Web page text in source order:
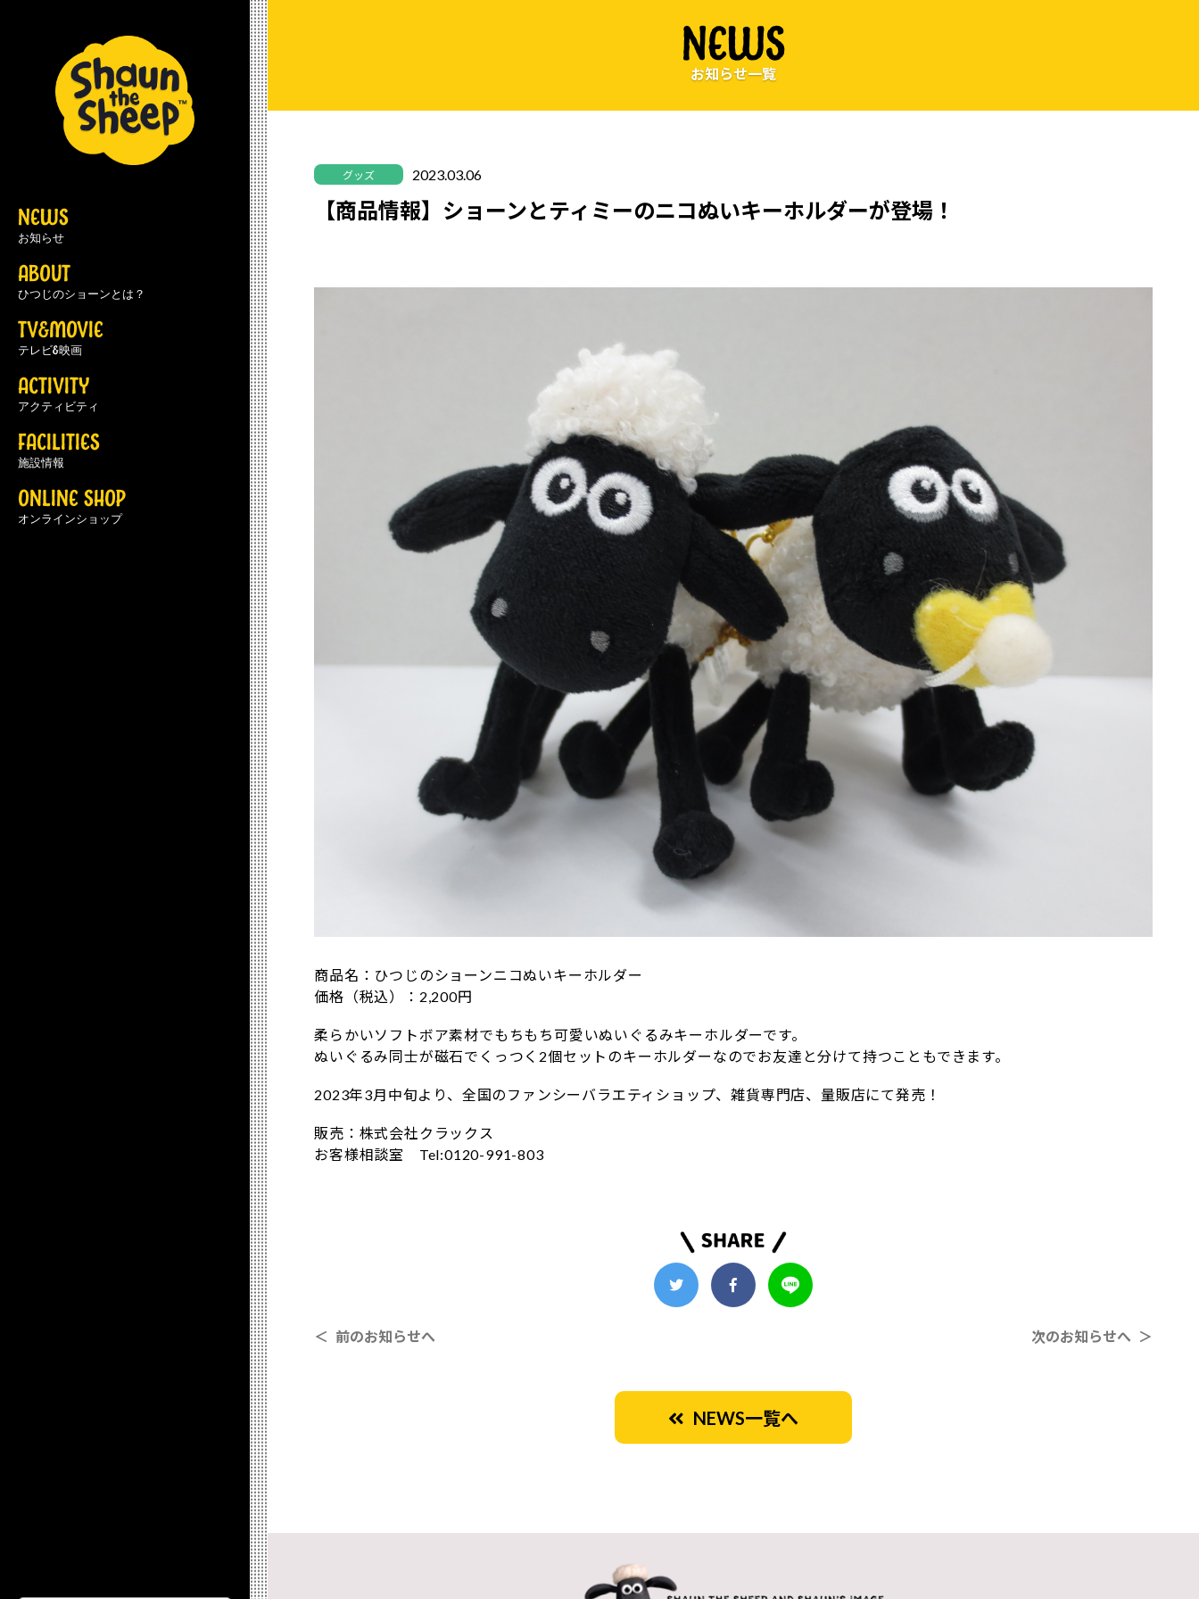
NEWS
お知らせ
ABOUT
ひつじのショーンとは？
TV&MOVIE
テレビ&映画
ACTIVITY
アクティビティ
FACILITIES
施設情報
ONLINE SHOP
オンラインショップ
NEWS
お知らせ一覧
グッズ 2023.03.06
【商品情報】ショーンとティミーのニコぬいキーホルダーが登場！
商品名：ひつじのショーンニコぬいキーホルダー
価格（税込）：2,200円
柔らかいソフトボア素材でもちもち可愛いぬいぐるみキーホルダーです。
ぬいぐるみ同士が磁石でくっつく2個セットのキーホルダーなのでお友達と分けて持つこともできます。
2023年3月中旬より、全国のファンシーバラエティショップ、雑貨専門店、量販店にて発売！
販売：株式会社クラックス
お客様相談室 Tel:0120-991-803
＜ 前のお知らせへ 次のお知らせへ ＞
NEWS一覧へ